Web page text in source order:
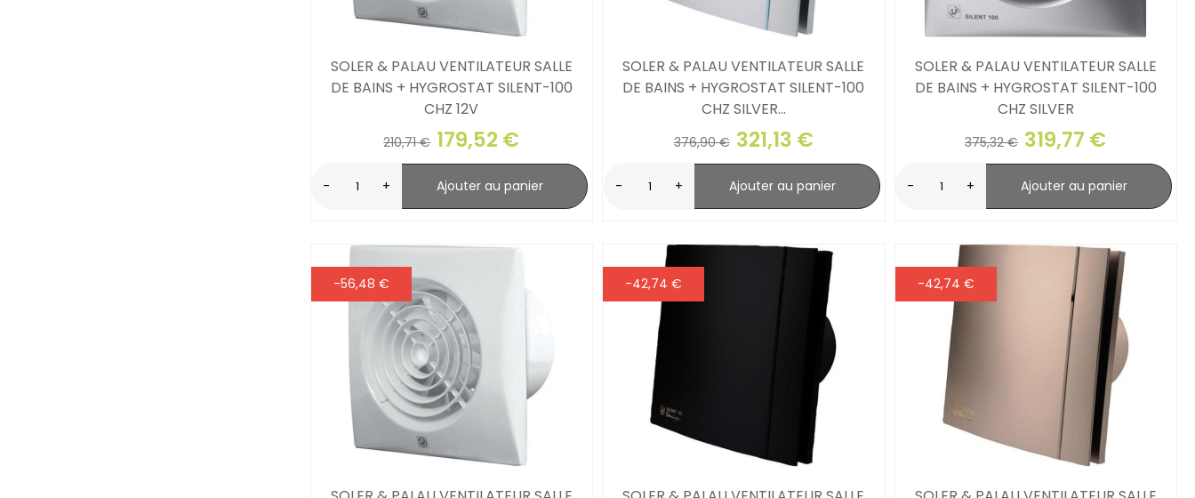
SOLER & PALAU VENTILATEUR SALLE
DE BAINS + HYGROSTAT SILENT-100
CHZ 12V
210,71 € 179,52 €
- + Ajouter au panier
SOLER & PALAU VENTILATEUR SALLE
DE BAINS + HYGROSTAT SILENT-100
CHZ SILVER...
376,90 € 321,13 €
- + Ajouter au panier
SOLER & PALAU VENTILATEUR SALLE
DE BAINS + HYGROSTAT SILENT-100
CHZ SILVER
375,32 € 319,77 €
- + Ajouter au panier
-56,48 € -42,74 € -42,74 €